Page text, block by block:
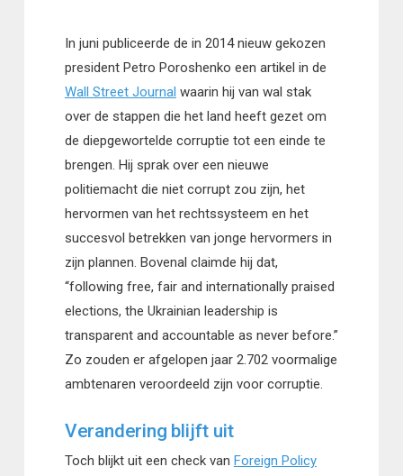
In juni publiceerde de in 2014 nieuw gekozen
president Petro Poroshenko een artikel in de
Wall Street Journal waarin hij van wal stak
over de stappen die het land heeft gezet om
de diepgewortelde corruptie tot een einde te
brengen. Hij sprak over een nieuwe
politiemacht die niet corrupt zou zijn, het
hervormen van het rechtssysteem en het
succesvol betrekken van jonge hervormers in
zijn plannen. Bovenal claimde hij dat,
“following free, fair and internationally praised
elections, the Ukrainian leadership is
transparent and accountable as never before.”
Zo zouden er afgelopen jaar 2.702 voormalige
ambtenaren veroordeeld zijn voor corruptie.
Verandering blijft uit
Toch blijkt uit een check van Foreign Policy